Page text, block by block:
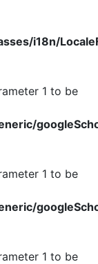
i18n/
1 to be
1 to be
1 to be